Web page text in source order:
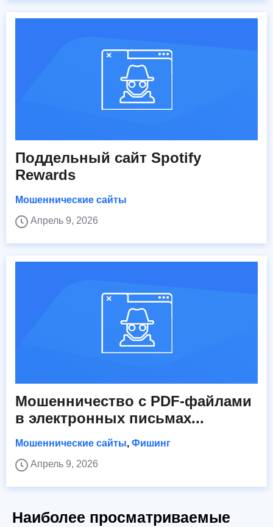
Поддельный сайт Spotify
Rewards
Мошеннические сайты
Апрель 9, 2026
Мошенничество с PDF-файлами
в электронных письмах...
Мошеннические сайты, Фишинг
Апрель 9, 2026
Наиболее просматриваемые